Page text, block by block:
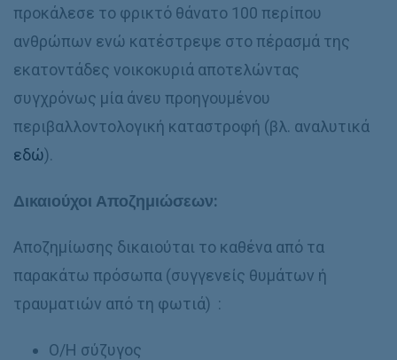
προκάλεσε το φρικτό θάνατο 100 περίπου
ανθρώπων ενώ κατέστρεψε στο πέρασμά της
εκατοντάδες νοικοκυριά αποτελώντας
συγχρόνως μία άνευ προηγουμένου
περιβαλλοντολογική καταστροφή (βλ. αναλυτικά
εδώ).
Δικαιούχοι Αποζημιώσεων:
Αποζημίωσης δικαιούται το καθένα από τα
παρακάτω πρόσωπα (συγγενείς θυμάτων ή
τραυματιών από τη φωτιά) :
Ο/Η σύζυγος